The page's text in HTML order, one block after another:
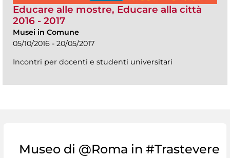
Educare alle mostre, Educare alla città
2016 - 2017
Musei in Comune
05/10/2016 - 20/05/2017
Incontri per docenti e studenti universitari
Museo di @Roma in #Trastevere